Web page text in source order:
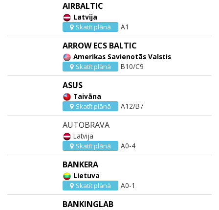
AIRBALTIC
Latvija
Skatīt plānā A1
ARROW ECS BALTIC
Amerikas Savienotās Valstis
Skatīt plānā B10/C9
ASUS
Taivāna
Skatīt plānā A12/B7
AUTOBRAVA
Latvija
Skatīt plānā A0-4
BANKERA
Lietuva
Skatīt plānā A0-1
BANKINGLAB